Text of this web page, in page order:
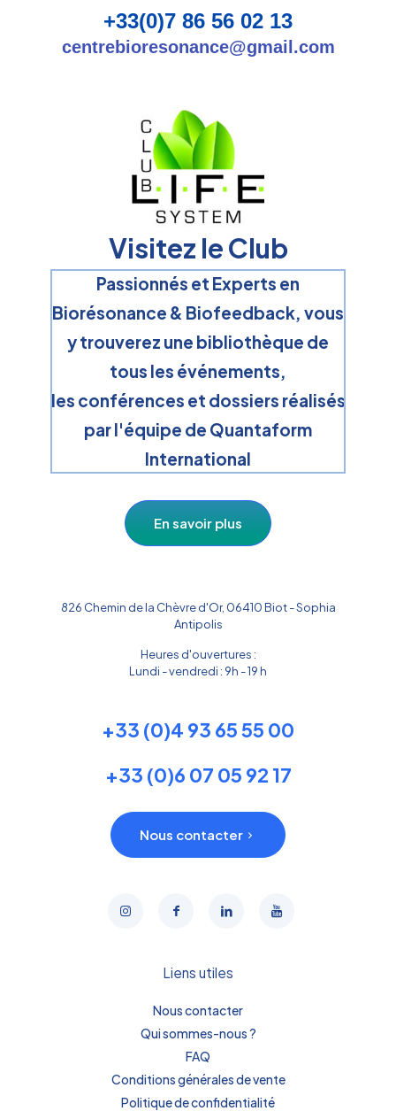
+33(0)7 86 56 02 13
centrebioresonance@gmail.com
Visitez le Club
Passionnés et Experts en
Biorésonance & Biofeedback, vous
y trouverez une bibliothèque de
tous les événements,
les conférences et dossiers réalisés
par l'équipe de Quantaform
International
En savoir plus
826 Chemin de la Chèvre d'Or, 06410 Biot - Sophia
Antipolis
Heures d'ouvertures :
Lundi - vendredi : 9h - 19 h
+33 (0)4 93 65 55 00
+33 (0)6 07 05 92 17
Nous contacter
Liens utiles
Nous contacter
Qui sommes-nous ?
FAQ
Conditions générales de vente
Politique de confidentialité